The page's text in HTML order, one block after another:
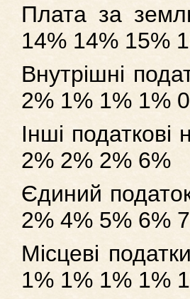
Плата за
14% 14% 15%
Внутрішні
2% 1% 1% 1%
Інші
2% 2% 2% 6%
Єдиний
2% 4% 5% 6%
Мiсцевi
1% 1% 1% 1%